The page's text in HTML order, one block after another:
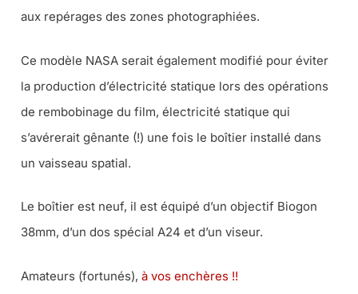
aux repérages des zones photographiées.
Ce modèle NASA serait également modifié pour éviter
la production d’électricité statique lors des opérations
de rembobinage du film, électricité statique qui
s’avérerait gênante (!) une fois le boîtier installé dans
un vaisseau spatial.
Le boîtier est neuf, il est équipé d’un objectif Biogon
38mm, d’un dos spécial A24 et d’un viseur.
Amateurs (fortunés), à vos enchères !!